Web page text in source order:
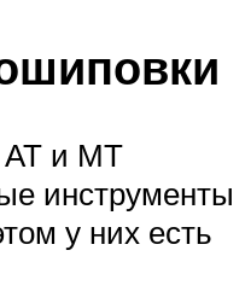
АТ и МТ
инструменты
у них есть